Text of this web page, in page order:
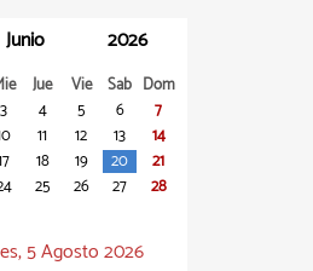
Junio 2026
Jue Vie Sab Dom
3 4 5 6
7
11 12 13
14
18 19 20
21
25 26 27
28
5 Agosto 2026